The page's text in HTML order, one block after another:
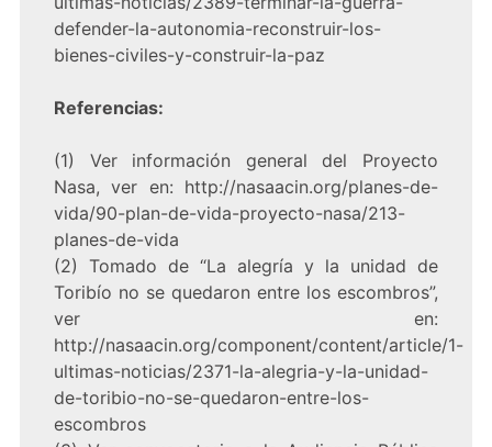
defender-la-autonomia-reconstruir-los-
bienes-civiles-y-construir-la-paz
Referencias:
(1) Ver información general del Proyecto
Nasa, ver en: http://nasaacin.org/planes-de-
vida/90-plan-de-vida-proyecto-nasa/213-
planes-de-vida
(2) Tomado de “La alegría y la unidad de
Toribío no se quedaron entre los escombros”,
ver en:
http://nasaacin.org/component/content/article/1-
ultimas-noticias/2371-la-alegria-y-la-unidad-
de-toribio-no-se-quedaron-entre-los-
escombros